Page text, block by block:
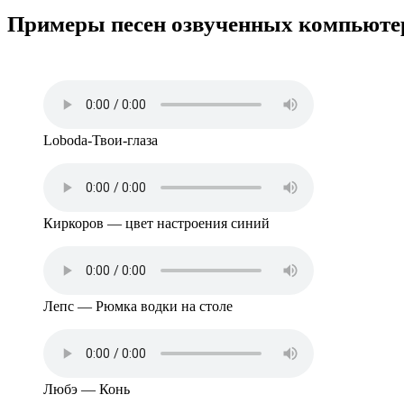
Примеры песен озвученных
Loboda-Твои-глаза
Киркоров — цвет настроения синий
Лепс — Рюмка водки на столе
Любэ — Конь